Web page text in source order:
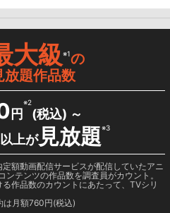
大級※1の
放題作品数
円
※2
(税込) ～
上が見放題※3
額動画配信サービスが配信していたアニ
テンツの作品数を調査員がカウント。
作品数のカウントにあたって、TVシリ
は月額760円(税込)